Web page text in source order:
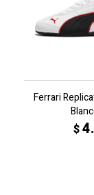
Ferrari
$